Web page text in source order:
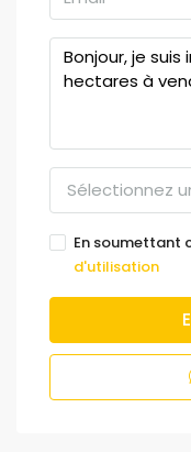
Sélectionnez
En soumettant
d'utilisation